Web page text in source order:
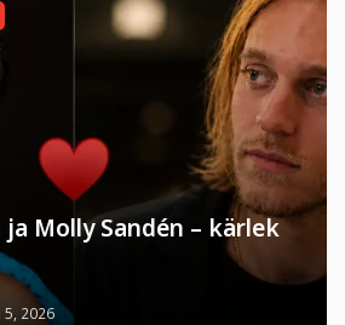
ja Molly Sandén – kärlek
5, 2026